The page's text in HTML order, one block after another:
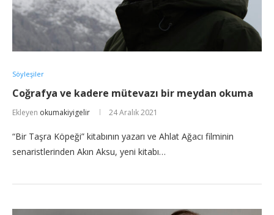
Söyleşiler
Coğrafya ve kadere mütevazı bir meydan okuma
Ekleyen okumakiyigelir 24 Aralık 2021
“Bir Taşra Köpeği” kitabının yazarı ve Ahlat Ağacı filminin
senaristlerinden Akın Aksu, yeni kitabı…